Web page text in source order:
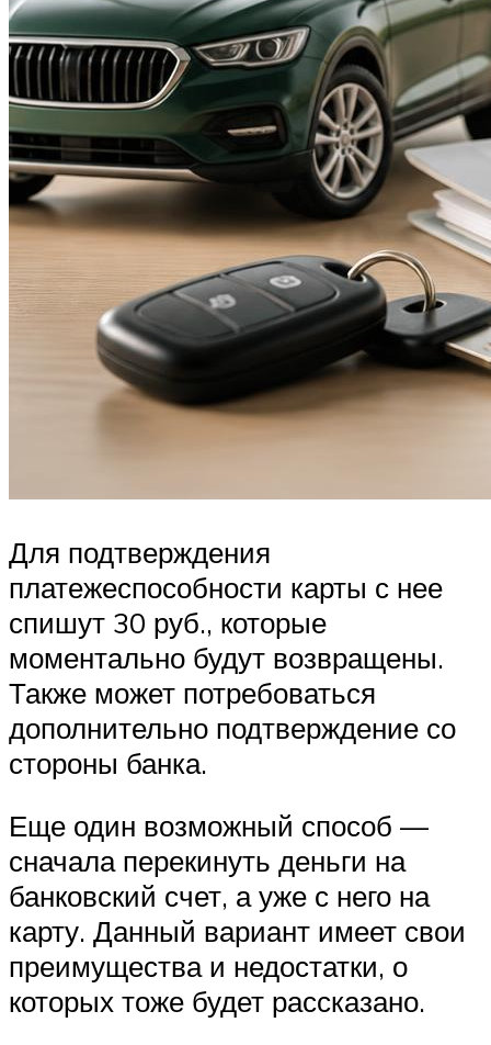
Для подтверждения
платежеспособности карты с нее
спишут 30 руб., которые
моментально будут возвращены.
Также может потребоваться
дополнительно подтверждение со
стороны банка.
Еще один возможный способ —
сначала перекинуть деньги на
банковский счет, а уже с него на
карту. Данный вариант имеет свои
преимущества и недостатки, о
которых тоже будет рассказано.